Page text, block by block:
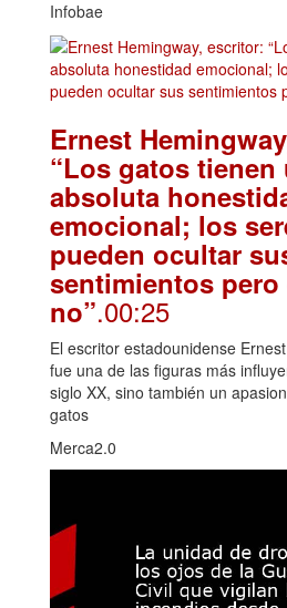
Infobae
Ernest
“Los gatos tienen
absoluta
emocional; los
pueden ocultar
sentimientos pero
no”.00:25
El escritor estadounidense
fue una de las figuras más
siglo XX, sino también un
gatos
Merca2.0